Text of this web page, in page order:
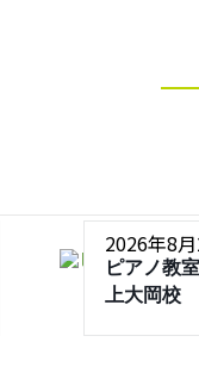
2026年8
ピアノ教
上大岡校